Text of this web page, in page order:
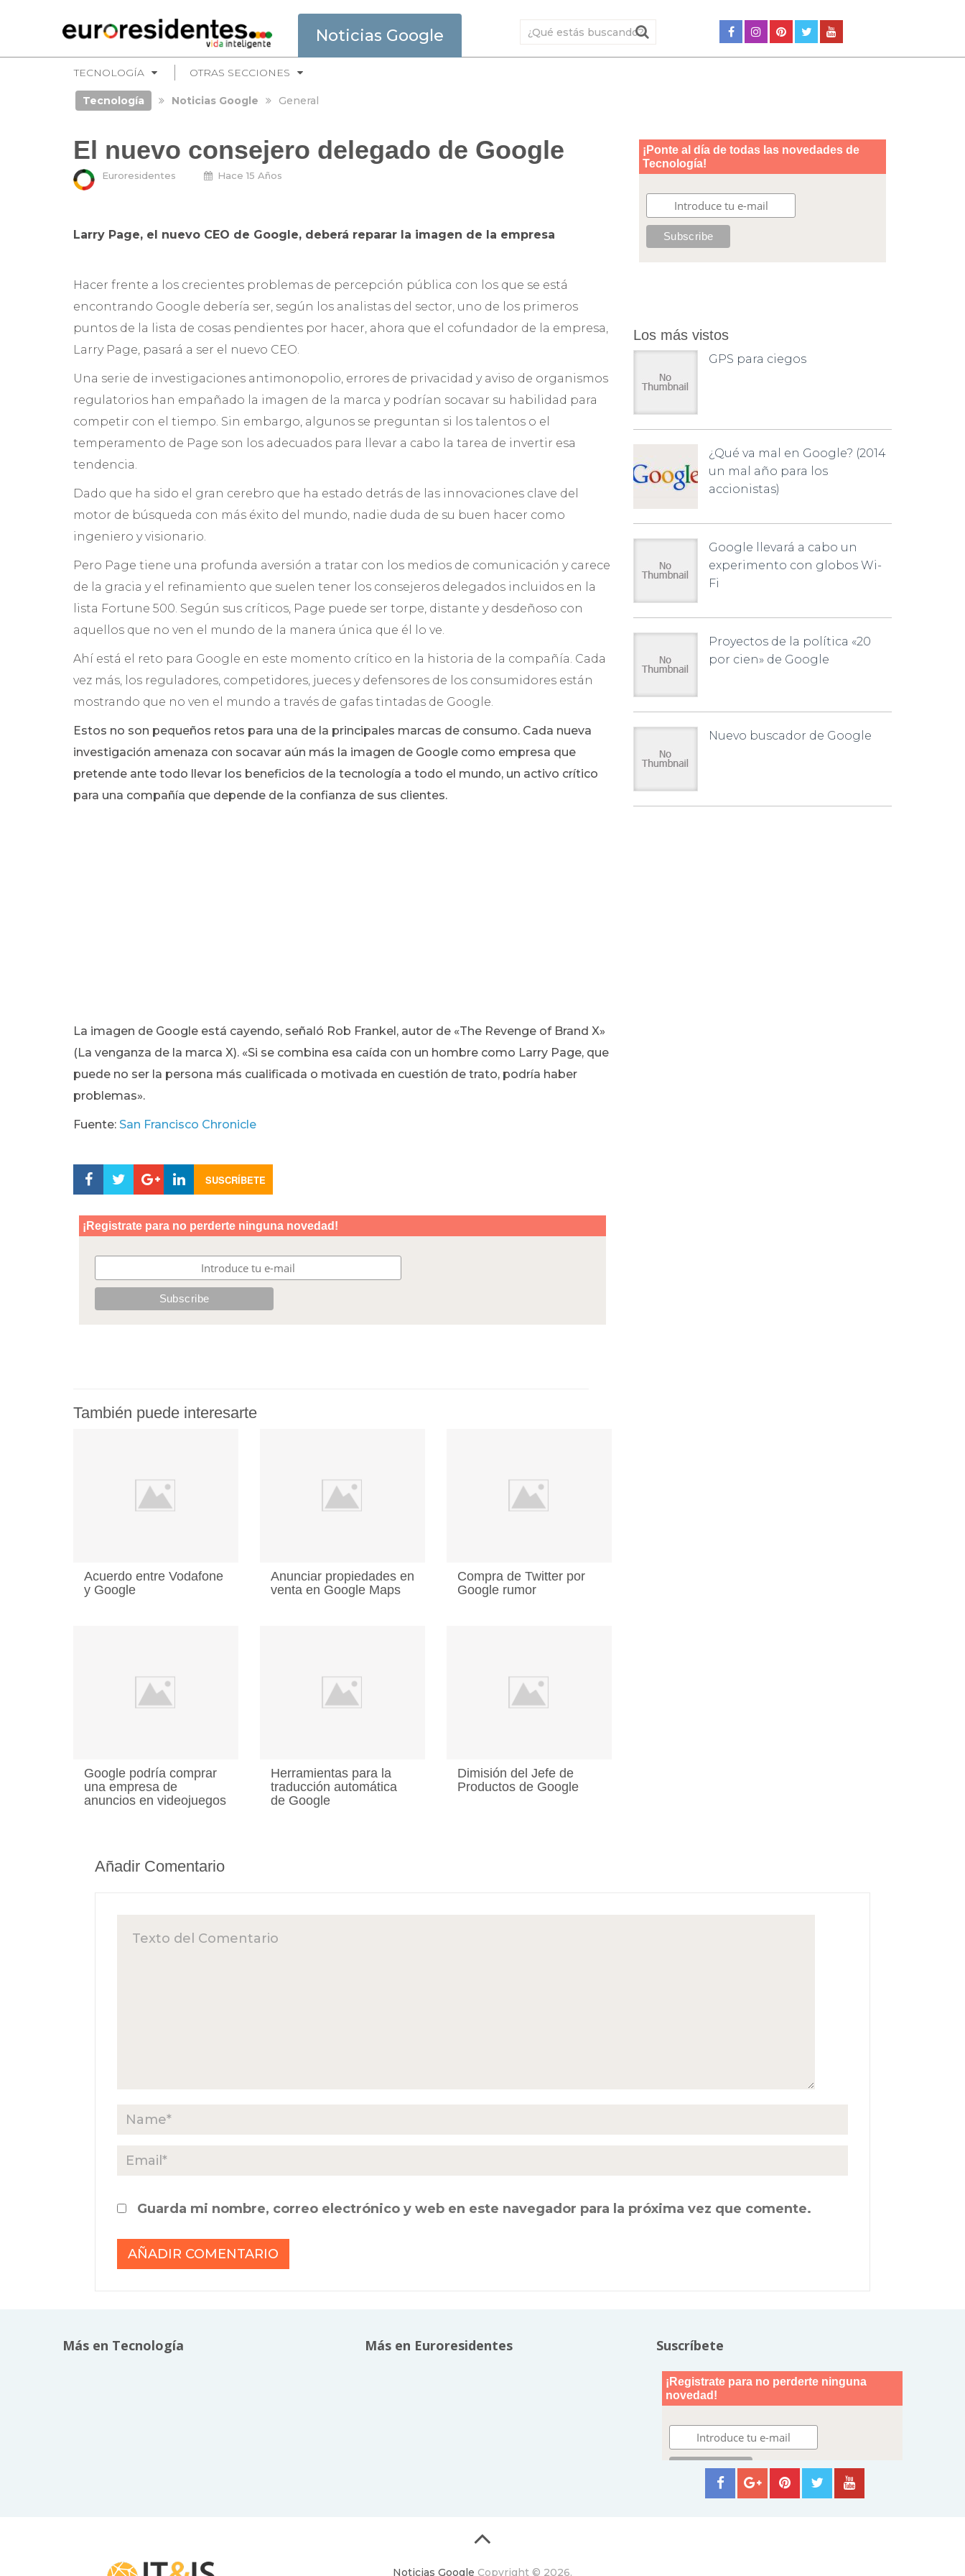
Noticias Google
TECNOLOGÍA OTRAS SECCIONES
Tecnología Noticias Google General
El nuevo consejero delegado de Google
Euroresidentes Hace 15 Años
Larry Page, el nuevo CEO de Google, deberá reparar la imagen de la empresa
Hacer frente a los crecientes problemas de percepción pública con los que se está
encontrando Google debería ser, según los analistas del sector, uno de los primeros
puntos de la lista de cosas pendientes por hacer, ahora que el cofundador de la empresa,
Larry Page, pasará a ser el nuevo CEO.
Una serie de investigaciones antimonopolio, errores de privacidad y aviso de organismos
regulatorios han empañado la imagen de la marca y podrían socavar su habilidad para
competir con el tiempo. Sin embargo, algunos se preguntan si los talentos o el
temperamento de Page son los adecuados para llevar a cabo la tarea de invertir esa
tendencia.
Dado que ha sido el gran cerebro que ha estado detrás de las innovaciones clave del
motor de búsqueda con más éxito del mundo, nadie duda de su buen hacer como
ingeniero y visionario.
Pero Page tiene una profunda aversión a tratar con los medios de comunicación y carece
de la gracia y el refinamiento que suelen tener los consejeros delegados incluidos en la
lista Fortune 500. Según sus críticos, Page puede ser torpe, distante y desdeñoso con
aquellos que no ven el mundo de la manera única que él lo ve.
Ahí está el reto para Google en este momento crítico en la historia de la compañía. Cada
vez más, los reguladores, competidores, jueces y defensores de los consumidores están
mostrando que no ven el mundo a través de gafas tintadas de Google.
Estos no son pequeños retos para una de la principales marcas de consumo. Cada nueva
investigación amenaza con socavar aún más la imagen de Google como empresa que
pretende ante todo llevar los beneficios de la tecnología a todo el mundo, un activo crítico
para una compañía que depende de la confianza de sus clientes.
La imagen de Google está cayendo, señaló Rob Frankel, autor de «The Revenge of Brand X»
(La venganza de la marca X). «Si se combina esa caída con un hombre como Larry Page, que
puede no ser la persona más cualificada o motivada en cuestión de trato, podría haber
problemas».
Fuente: San Francisco Chronicle
SUSCRÍBETE
También puede interesarte
Acuerdo entre Vodafone
y Google
Anunciar propiedades en
venta en Google Maps
Compra de Twitter por
Google rumor
Google podría comprar
una empresa de
anuncios en videojuegos
Herramientas para la
traducción automática
de Google
Dimisión del Jefe de
Productos de Google
Los más vistos
GPS para ciegos
¿Qué va mal en Google? (2014
un mal año para los
accionistas)
Google llevará a cabo un
experimento con globos Wi-
Fi
Proyectos de la política «20
por cien» de Google
Nuevo buscador de Google
Añadir Comentario
Guarda mi nombre, correo electrónico y web en este navegador para la próxima vez que comente.
Más en Tecnología Más en Euroresidentes Suscríbete
Noticias Google Copyright © 2026.